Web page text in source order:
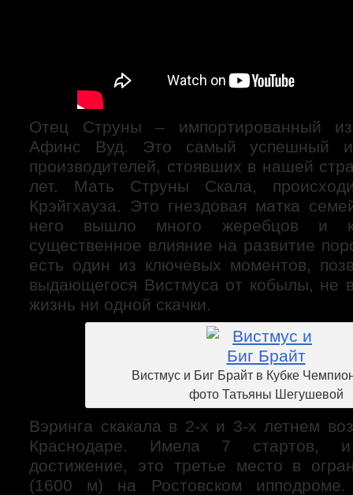
Отец Струны – импортированный
Афинс Вуд. Это самый успешный
производителей, стоявших в нашей
лет. Мать Струны Скала,
Крэйгхауза. Это гнездовая матка
него вышло много жеребцов и
существенное влияние на развитие
есть один из ключевых моментов,
выдающегося Вистмуса от кобылы, не
жизнь ни одной скачки.
Вистмус и Биг Брайт в Кубке
фото Татьяны Шегушевой
Вэринга скакала в 2-х и 3-х летнем
Краснодаре. Имела 7 стартов,
достижение, это третье место в
(1600 м) на Ростовском